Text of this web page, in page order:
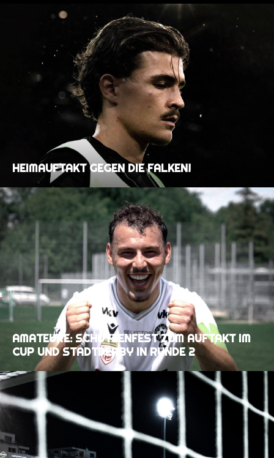
HEIMAUFTAKT GEGEN DIE FALKEN!
AMATEURE: SCHÜTZENFEST ZUM AUFTAKT IM
CUP UND STADTDERBY IN RUNDE 2